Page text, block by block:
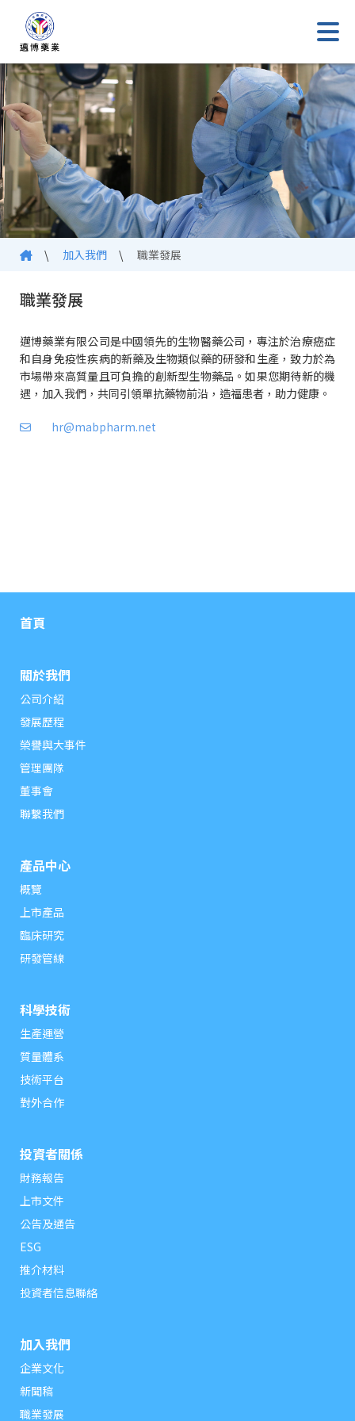
\ 加入我們 \ 職業發展
職業發展
邁博藥業有限公司是中國領先的生物醫藥公司，專注於治療癌症
和自身免疫性疾病的新藥及生物類似藥的研發和生產，致力於為
市場帶來高質量且可負擔的創新型生物藥品。如果您期待新的機
遇，加入我們，共同引領單抗藥物前沿，造福患者，助力健康。
hr@mabpharm.net
首頁
關於我們
公司介紹
發展歷程
榮譽與大事件
管理團隊
董事會
聯繫我們
產品中心
概覽
上市產品
臨床研究
研發管線
科學技術
生產運營
質量體系
技術平台
對外合作
投資者關係
財務報告
上市文件
公告及通告
ESG
推介材料
投資者信息聯絡
加入我們
企業文化
新聞稿
職業發展